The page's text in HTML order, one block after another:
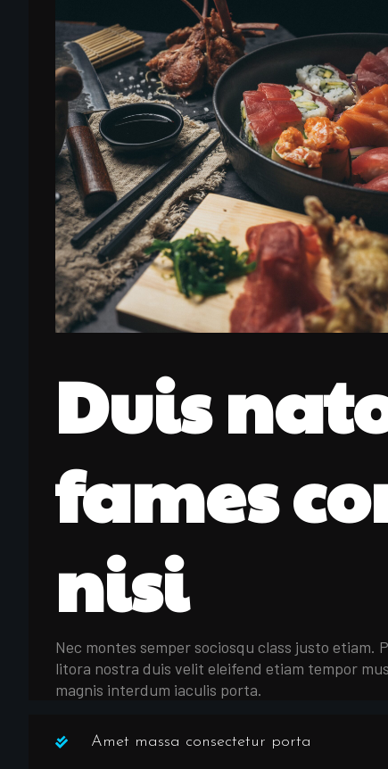
Duis
fames
nisi
Nec montes semper sociosqu class justo
litora nostra duis velit eleifend etiam tempor
magnis interdum iaculis porta.
Amet massa consectetur porta